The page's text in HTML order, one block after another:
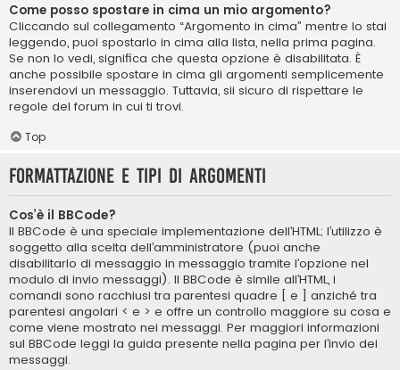
Come posso spostare in cima un mio argomento?
Cliccando sul collegamento “Argomento in cima” mentre lo stai
leggendo, puoi spostarlo in cima alla lista, nella prima pagina.
Se non lo vedi, significa che questa opzione è disabilitata. È
anche possibile spostare in cima gli argomenti semplicemente
inserendovi un messaggio. Tuttavia, sii sicuro di rispettare le
regole del forum in cui ti trovi.
Top
Formattazione e tipi di argomenti
Cos’è il BBCode?
Il BBCode è una speciale implementazione dell’HTML; l’utilizzo è
soggetto alla scelta dell’amministratore (puoi anche
disabilitarlo di messaggio in messaggio tramite l’opzione nel
modulo di invio messaggi). Il BBCode è simile all’HTML, i
comandi sono racchiusi tra parentesi quadre [ e ] anziché tra
parentesi angolari < e > e offre un controllo maggiore su cosa e
come viene mostrato nei messaggi. Per maggiori informazioni
sul BBCode leggi la guida presente nella pagina per l’invio dei
messaggi.